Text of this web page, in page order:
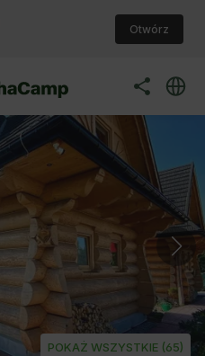
Otwórz
POKAŻ WSZYSTKIE (65)